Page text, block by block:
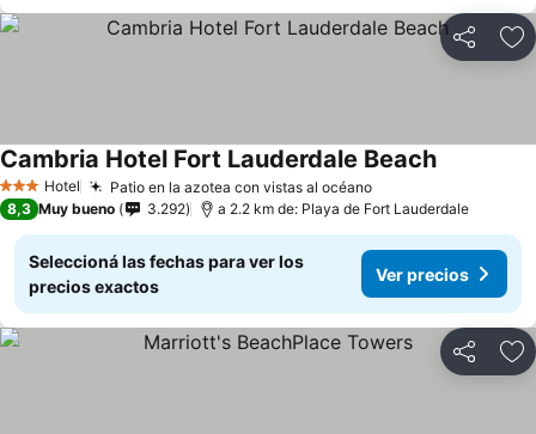
Compartir
3 Estrellas
Hotel Patio en la azotea con vistas al océanoVer precios
Cambria Hotel Fort Lauderdale BeachVer
8,3 Muy bueno 3.292 a 2.2 km de: Playa de Fort Lauderdale
Seleccioná las fechas para ver los
precios exactos
Ver precios
Compartir